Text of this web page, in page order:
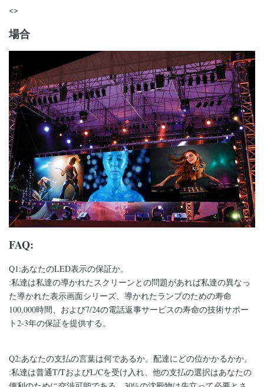
<>
場合
FAQ:
Q1:あなたのLED表示の保証か。
:私達は私達の導かれたスクリーンとの問題があれば私達の異なっ
た導かれた表示画面シリーズ、導かれたランプのための寿命
100,000時間、および7/24の電話返事サービスの寿命の技術サポー
ト2-3年の保証を提供する。
Q2:あなたの支払の言葉は何であるか。配達にどの位かかるかか。
:私達は普通T/TおよびL/Cを受け入れ、他の支払の選択はあなたの